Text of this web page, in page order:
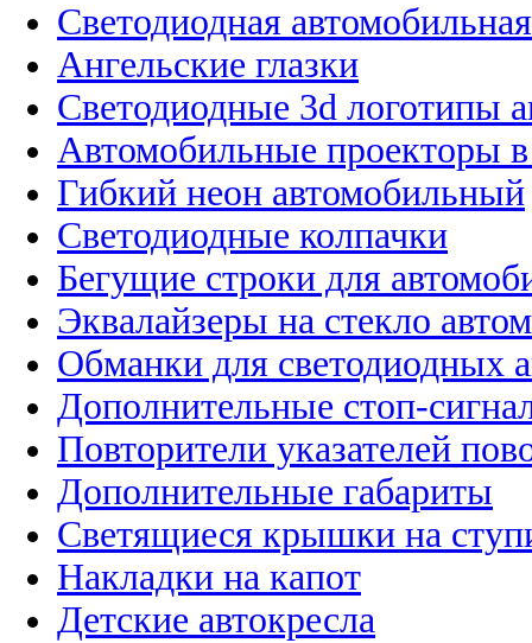
Светодиодная
Ангельские глазки
Светодиодные 3d логотипы
Автомобильные проекторы
Гибкий неон автомобильный
Светодиодные колпачки
Бегущие строки для
Эквалайзеры на стекло
Обманки для светодиодных
Дополнительные стоп-
Повторители указателей
Дополнительные габариты
Светящиеся крышки на
Накладки на капот
Детские автокресла